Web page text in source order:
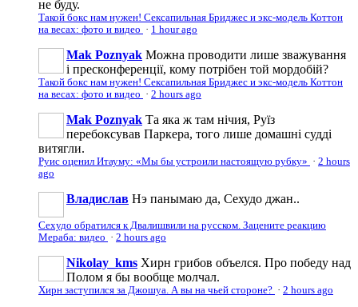
не буду.
Такой бокс нам нужен! Сексапильная Бриджес и экс-модель Коттон
на весах: фото и видео · 1 hour ago
Mak Poznyak Можна проводити лише зважування
і пресконференції, кому потрібен той мордобій?
Такой бокс нам нужен! Сексапильная Бриджес и экс-модель Коттон
на весах: фото и видео · 2 hours ago
Mak Poznyak Та яка ж там нічия, Руїз
перебоксував Паркера, того лише домашні судді
витягли.
Руис оценил Итауму: «Мы бы устроили настоящую рубку» · 2 hours
ago
Владислав Нэ панымаю да, Сехудо джан..
Сехудо обратился к Двалишвили на русском. Зацените реакцию
Мераба: видео · 2 hours ago
Nikolay_kms Хирн грибов объелся. Про победу над
Полом я бы вообще молчал.
Хирн заступился за Джошуа. А вы на чьей стороне? · 2 hours ago